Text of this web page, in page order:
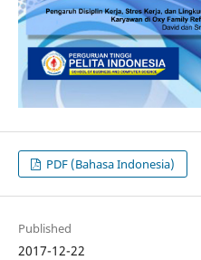
PDF (Bahasa Indonesia)
Published
2017-12-22